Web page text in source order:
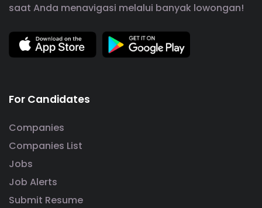
saat Anda menavigasi melalui banyak lowongan!
For Candidates
Companies
Companies List
Jobs
Job Alerts
Submit Resume